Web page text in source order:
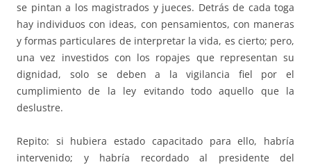
se pintan a los magistrados y jueces. Detrás de cada toga
hay individuos con ideas, con pensamientos, con maneras
y formas particulares de interpretar la vida, es cierto; pero,
una vez investidos con los ropajes que representan su
dignidad, solo se deben a la vigilancia fiel por el
cumplimiento de la ley evitando todo aquello que la
deslustre.
Repito: si hubiera estado capacitado para ello, habría
intervenido; y habría recordado al presidente del